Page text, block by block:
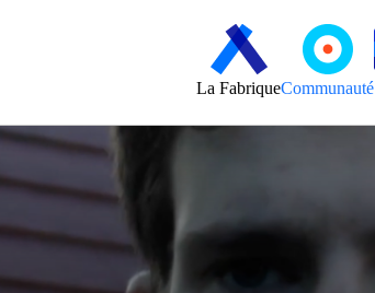
La FabriqueCommunauté